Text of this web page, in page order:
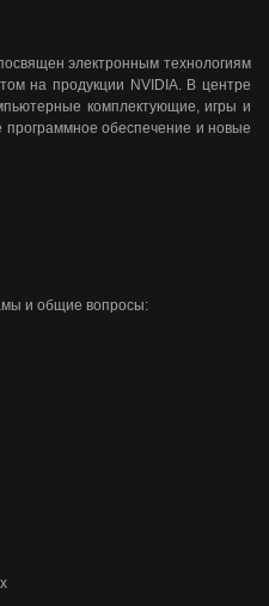
электронным технологиям
на продукции NVIDIA. В центре
комплектующие, игры и
программное обеспечение и новые
и общие вопросы: